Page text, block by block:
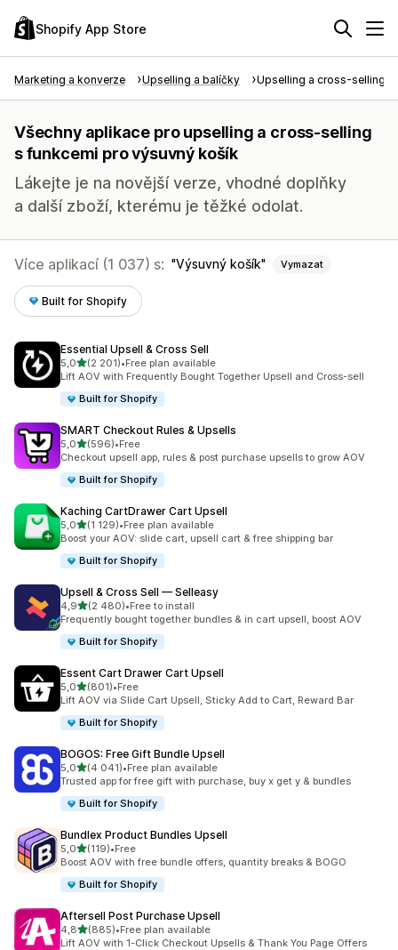
Shopify App Store
Marketing a konverze Upselling a balíčky Upselling a cross-selling
Všechny aplikace pro upselling a cross-selling
s funkcemi pro výsuvný košík
Lákejte je na novější verze, vhodné doplňky
a další zboží, kterému je těžké odolat.
Více aplikací (1 037) s: Výsuvný košík Vymazat
Built for Shopify
Essential Upsell & Cross Sell
5,0z 5 hvězd
(2 201)
Celkový počet recenzí: 2201
•Free plan available
Lift AOV with Frequently Bought Together Upsell and Cross-sell
Built for Shopify
SMART Checkout Rules & Upsells
5,0z 5 hvězd
(596)
Celkový počet recenzí: 596
•Free
Checkout upsell app, rules & post purchase upsells to grow AOV
Built for Shopify
Kaching CartDrawer Cart Upsell
5,0z 5 hvězd
(1 129)
Celkový počet recenzí: 1129
•Free plan available
Boost your AOV: slide cart, upsell cart & free shipping bar
Built for Shopify
Upsell & Cross Sell — Selleasy
4,9z 5 hvězd
(2 480)
Celkový počet recenzí: 2480
•Free to install
Frequently bought together bundles & in cart upsell, boost AOV
Built for Shopify
Essent Cart Drawer Cart Upsell
5,0z 5 hvězd
(801)
Celkový počet recenzí: 801
•Free
Lift AOV via Slide Cart Upsell, Sticky Add to Cart, Reward Bar
Built for Shopify
BOGOS: Free Gift Bundle Upsell
5,0z 5 hvězd
(4 041)
Celkový počet recenzí: 4041
•Free plan available
Trusted app for free gift with purchase, buy x get y & bundles
Built for Shopify
Bundlex Product Bundles Upsell
5,0z 5 hvězd
(119)
Celkový počet recenzí: 119
•Free
Boost AOV with free bundle offers, quantity breaks & BOGO
Built for Shopify
Aftersell Post Purchase Upsell
4,8z 5 hvězd
(885)
Celkový počet recenzí: 885
•Free plan available
Lift AOV with 1-Click Checkout Upsells & Thank You Page Offers